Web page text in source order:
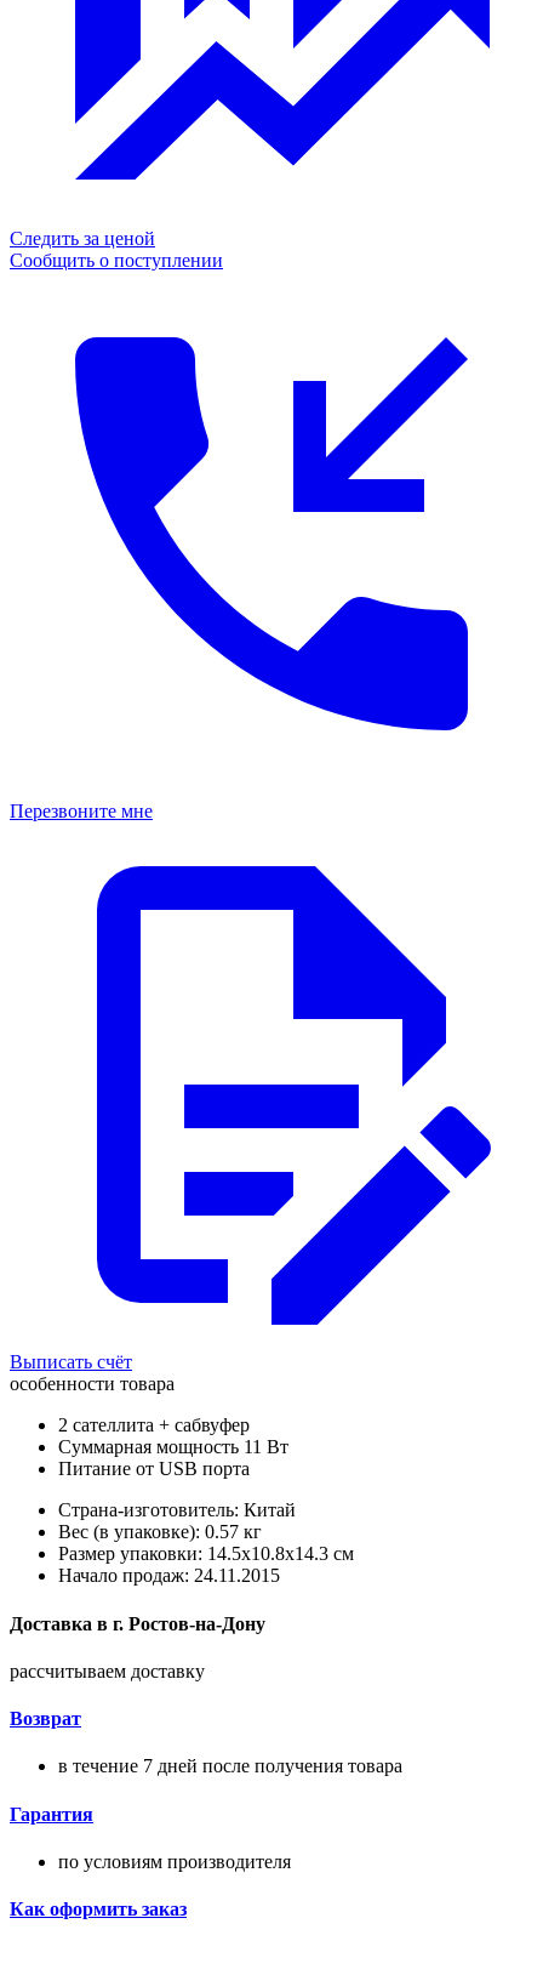
Следить за ценой
Сообщить о поступлении
Перезвоните мне
Выписать счёт
особенности товара
2 сателлита + сабвуфер
Суммарная мощность 11 Вт
Питание от USB порта
Страна-изготовитель: Китай
Вес (в упаковке): 0.57 кг
Размер упаковки: 14.5x10.8x14.3 см
Начало продаж: 24.11.2015
Доставка в г. Ростов-на-Дону
рассчитываем доставку
Возврат
в течение 7 дней после получения товара
Гарантия
по условиям производителя
Как оформить заказ